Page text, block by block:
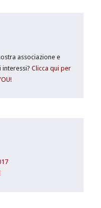
associazione e
interessi?Clicca qui per